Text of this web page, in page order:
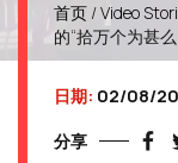
首页 /Video
的“拾万个为甚
日期: 02/08/
分享